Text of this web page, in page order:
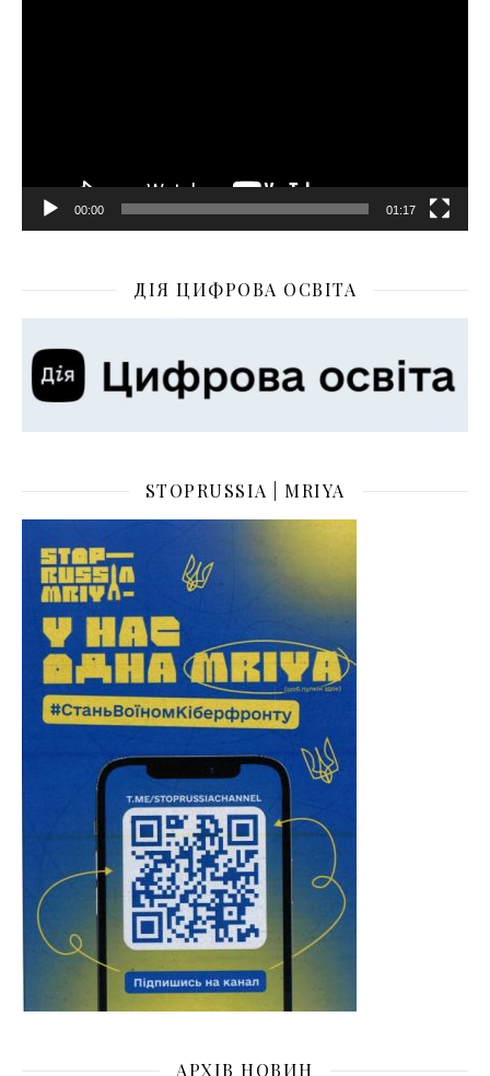
00:00 01:17
ДІЯ ЦИФРОВА ОСВІТА
STOPRUSSIA | MRIYA
АРХІВ НОВИН